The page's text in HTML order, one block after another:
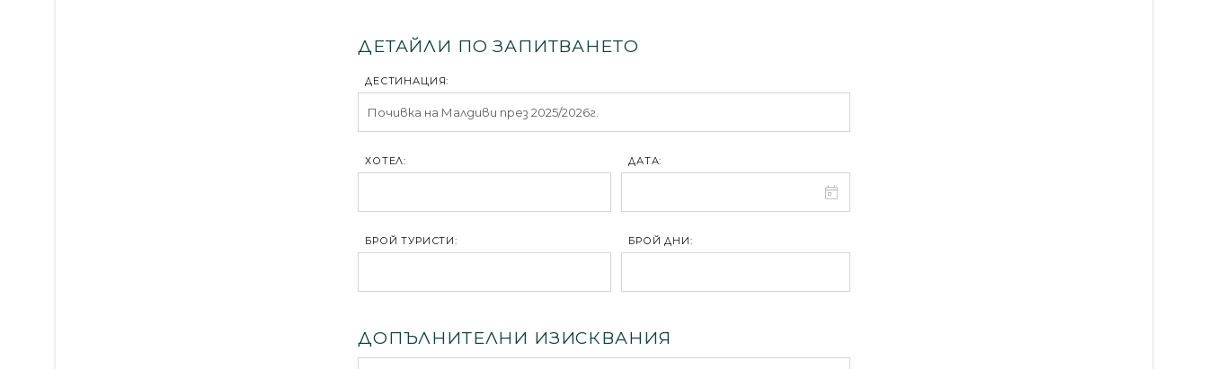
ДЕТАЙЛИ ПО ЗАПИТВАНЕТО
ДЕСТИНАЦИЯ:
ХОТЕЛ: ДАТА:
БРОЙ ТУРИСТИ: БРОЙ ДНИ:
ДОПЪЛНИТЕЛНИ ИЗИСКВАНИЯ